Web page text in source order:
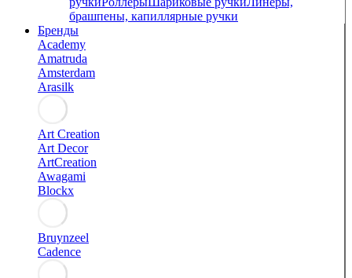
брашпены, капиллярные ручки
Бренды
Academy
Amatruda
Amsterdam
Arasilk
Art Creation
Art Decor
ArtCreation
Awagami
Blockx
Bruynzeel
Cadence